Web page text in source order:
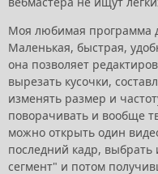
Моя любимая программа
Маленькая, быстрая,
она позволяет
вырезать кусочки,
изменять размер и
поворачивать и вообще
можно открыть один
последний кадр, выбрать
сегмент" и потом